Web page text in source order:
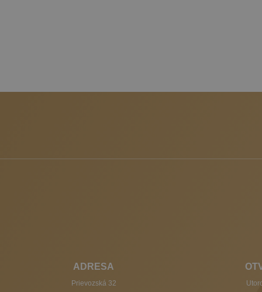
ADRESA
Prievozská 32